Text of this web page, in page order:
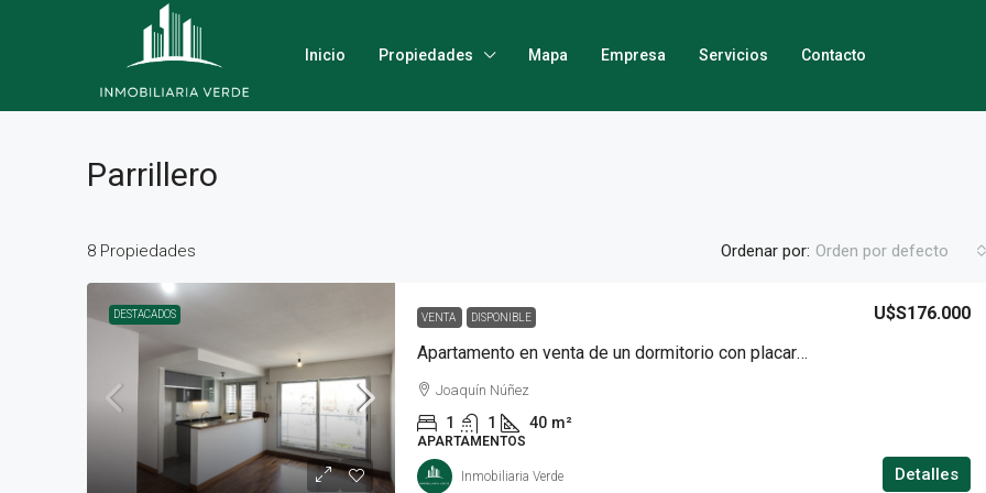
Inicio Propiedades Mapa Empresa Servicios Contacto
Parrillero
8 Propiedades Ordenar por: Orden por defecto
DESTACADOS VENTA DISPONIBLE
Apartamento en venta de un dormitorio con placard en Punta Carretas.
U$S176.000
Joaquín Núñez
1 1 40 m²
APARTAMENTOS
Detalles
Inmobiliaria Verde